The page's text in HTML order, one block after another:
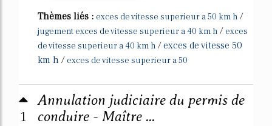
Thèmes liés : exces de vitesse superieur a 50 km h /
jugement exces de vitesse superieur a 40 km h / exces
de vitesse superieur a 40 km h /exces de vitesse 50
km h / exces de vitesse superieur a 50
1
Annulation judiciaire du permis de
conduire - Maître ...